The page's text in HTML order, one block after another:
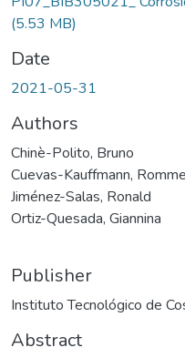
(5.53 MB)
Date
2021-05-31
Authors
Chinè-Polito, Bruno
Cuevas-Kauffmann,
Jiménez-Salas, Ronald
Ortiz-Quesada, Giannina
Publisher
Instituto Tecnológico de
Abstract